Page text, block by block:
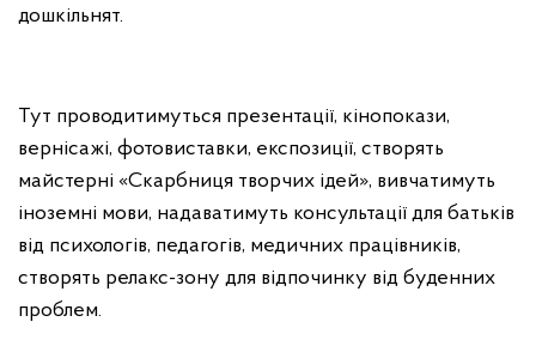
дошкільнят.
Тут проводитимуться презентації, кінопокази,
вернісажі, фотовиставки, експозиції, створять
майстерні «Скарбниця творчих ідей», вивчатимуть
іноземні мови, надаватимуть консультації для батьків
від психологів, педагогів, медичних працівників,
створять релакс-зону для відпочинку від буденних
проблем.